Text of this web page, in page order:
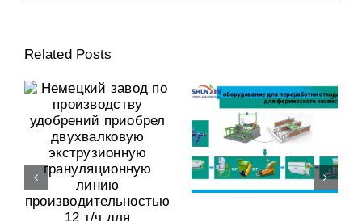
Related Posts
Приобрел Нашу
Линию По
Производству
Органических
Порошковых
Удобрений.
Удобрений
Приобрел
Двухвалковую
Экструзионную
Грануляционную